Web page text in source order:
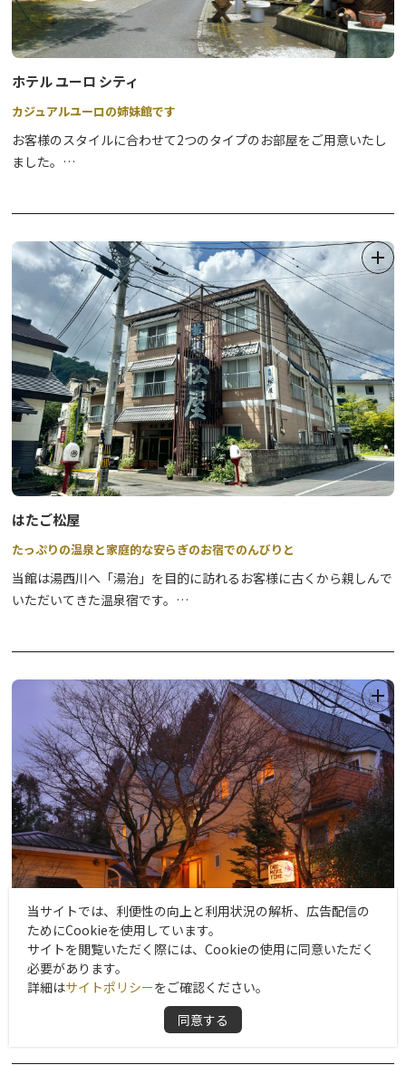
ホテル ユーロ シティ
カジュアルユーロの姉妹館です
お客様のスタイルに合わせて2つのタイプのお部屋をご用意いたし
ました。
スイート感覚でお泊りいただけるようご用意した「庭園露天風呂付
メゾネット室」では、ご家族や小グループのみなさまでお寛ぎいた
だくのに最適です。
お食事は、専任のシェフが作る和洋中のバイキングです。
カニなどの豪華メニューからデザートまで、こだわりのメニューを
ご用意しておりますので、思う存分ご堪能ください。
はたご松屋
たっぷりの温泉と家庭的な安らぎのお宿でのんびりと
当館は湯西川へ「湯治」を目的に訪れるお客様に古くから親しんで
いただいてきた温泉宿です。
豊富な湯量の温泉と山深い周辺の自然、そして平家の里湯西川なら
ではの伝説と歴史ロマン。そのすべてがお客様のからだと心を癒す
ためのエッセンスとなります。
からだと心を癒すための湯治をお考えの方に、気軽に無理なくご利
用いただける最適の宿「癒湯（ゆゆ）の宿・はたご松屋」へぜひ一
度足をお運びください。
ペンション ワンモアタイム
檜露天風呂付離れ全５棟。２階建て１軒家の贅沢空間。１軒７０?
+庭園付檜露天＆システムバス付、１階が居間・２階が寝室と分か
れている新感覚の宿。開業２周年記念プライス他、誕生日プランな
当サイトでは、利便性の向上と利用状況の解析、広告配信の
ためにCookieを使用しています。
サイトを閲覧いただく際には、Cookieの使用に同意いただく
必要があります。
詳細はサイトポリシーをご確認ください。
同意する